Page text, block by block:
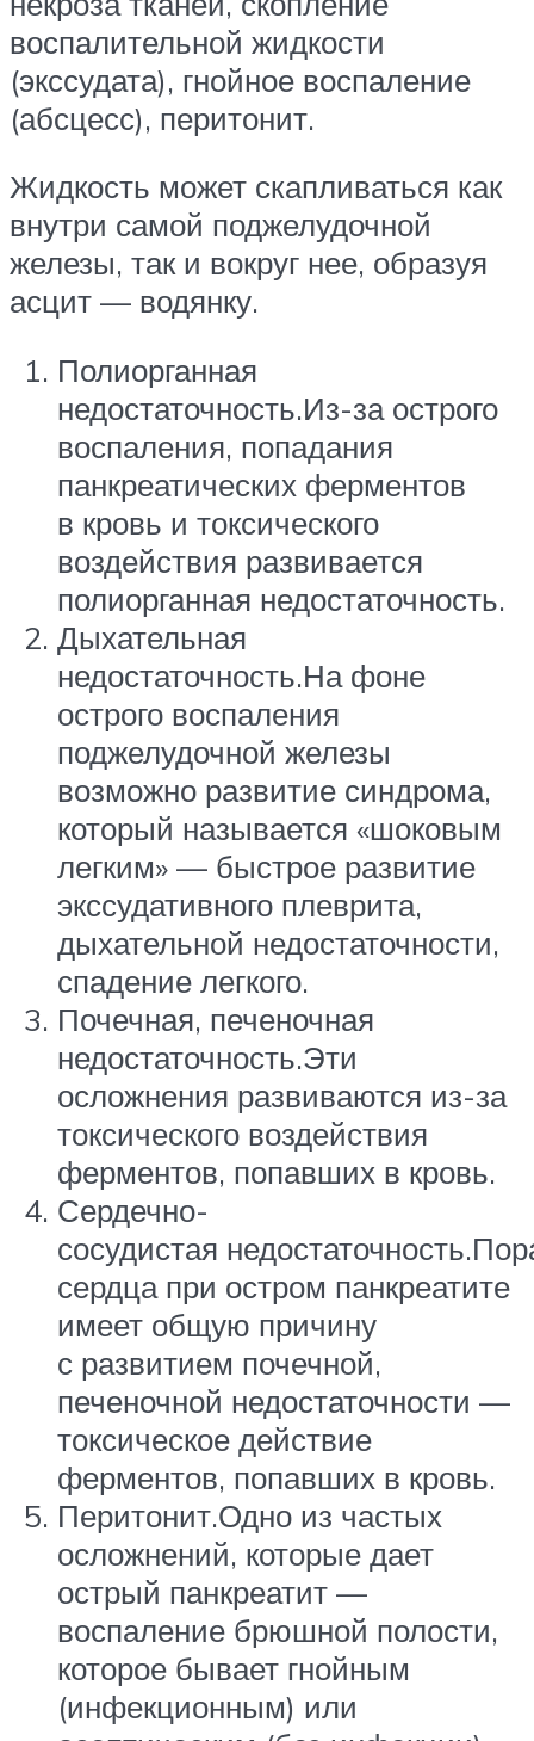
воспалительной жидкости
(экссудата), гнойное воспаление
(абсцесс), перитонит.
Жидкость может скапливаться как
внутри самой поджелудочной
железы, так и вокруг нее, образуя
асцит — водянку.
Полиорганная
недостаточность.Из-за острого
воспаления, попадания
панкреатических ферментов
в кровь и токсического
воздействия развивается
полиорганная недостаточность.
Дыхательная
недостаточность.На фоне
острого воспаления
поджелудочной железы
возможно развитие синдрома,
который называется «шоковым
легким» — быстрое развитие
экссудативного плеврита,
дыхательной недостаточности,
спадение легкого.
Почечная, печеночная
недостаточность.Эти
осложнения развиваются из-за
токсического воздействия
ферментов, попавших в кровь.
Сердечно-
сосудистая
сердца при остром панкреатите
имеет общую причину
с развитием почечной,
печеночной недостаточности —
токсическое действие
ферментов, попавших в кровь.
Перитонит.Одно из частых
осложнений, которые дает
острый панкреатит —
воспаление брюшной полости,
которое бывает гнойным
(инфекционным) или